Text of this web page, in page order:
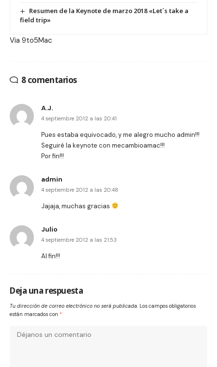
Resumen de la Keynote de marzo 2018 «Let´s take a
field trip»
Via 9to5Mac
8 comentarios
A.J.
4 septiembre 2012 a las 20:41
Pues estaba equivocado, y me alegro mucho admin!!!
Seguiré la keynote con mecambioamac!!!
Por fin!!!
admin
4 septiembre 2012 a las 20:48
Jajaja, muchas gracias
Julio
4 septiembre 2012 a las 21:53
Al fin!!!
Deja una respuesta
Tu dirección de correo electrónico no será publicada. Los campos obligatorios
están marcados con *